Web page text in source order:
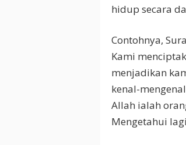
hidup secara
Contohnya,
Kami
menjadikan
kenal-
Allah ialah
Mengetahui